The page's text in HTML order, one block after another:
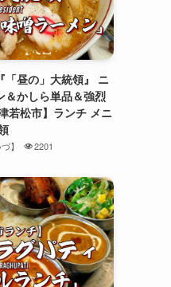
「昼の」大統領』 ニ
＆かしら単品＆強烈
若松市】ランチ メニ
】 2201